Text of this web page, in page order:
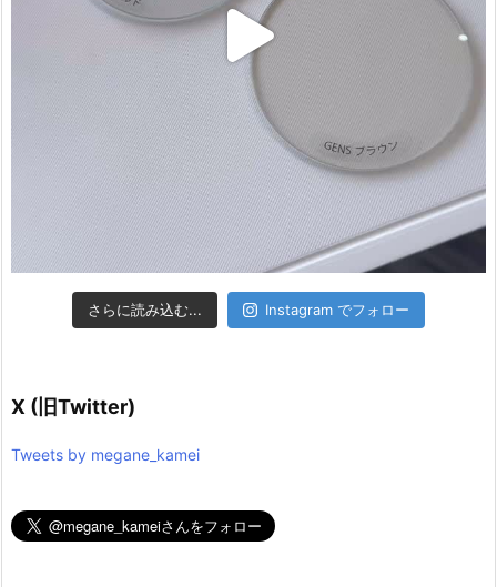
さらに読み込む... Instagram でフォロー
X (旧Twitter)
Tweets by megane_kamei